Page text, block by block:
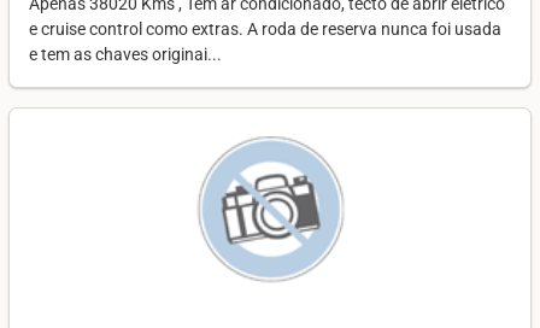
e cruise control como extras. A roda de reserva nunca foi usada
e tem as chaves originai...